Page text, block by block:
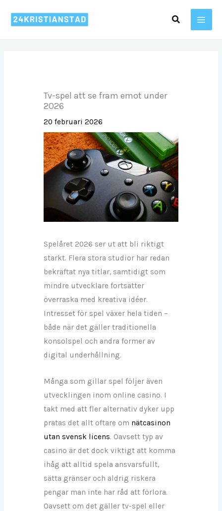
Sök
Tv-spel att se fram emot under
2026
20 februari 2026
Spelåret 2026 ser ut att bli riktigt
starkt. Flera stora studior har redan
bekräftat nya titlar, samtidigt som
mindre utvecklare fortsätter
överraska med kreativa idéer.
Intresset för spel växer hela tiden –
både när det gäller traditionella
konsolspel och andra former av
digital underhållning.
Många som gillar spel följer även
utvecklingen inom online casino. I
takt med att fler alternativ dyker upp
pratas det allt oftare om nätcasinon
utan svensk licens. Oavsett typ av
casino är det dock viktigt att komma
ihåg att alltid spela ansvarsfullt,
sätta gränser och aldrig riskera
pengar man inte har råd att förlora.
Oavsett om det gäller tv-spel eller